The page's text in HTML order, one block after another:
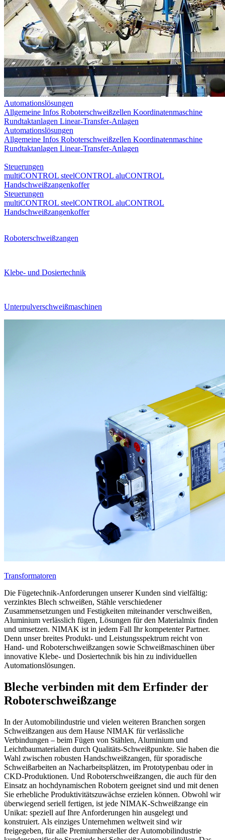
Automationslösungen
Allgemeine Infos Roboterschweißzellen Koordinatenmaschine
Rundtaktanlagen Linear-Transfer-Anlagen
Automationslösungen
Allgemeine Infos Roboterschweißzellen Koordinatenmaschine
Rundtaktanlagen Linear-Transfer-Anlagen
Steuerungen
multiCONTROL steelCONTROL aluCONTROL
Handschweißzangenkoffer
Steuerungen
multiCONTROL steelCONTROL aluCONTROL
Handschweißzangenkoffer
Roboterschweißzangen
Klebe- und Dosiertechnik
Unterpulverschweißmaschinen
Transformatoren
Die Fügetechnik-Anforderungen unserer Kunden sind vielfältig:
verzinktes Blech schweißen, Stähle verschiedener
Zusammensetzungen und Festigkeiten miteinander verschweißen,
Aluminium verlässlich fügen, Lösungen für den Materialmix finden
und umsetzen. NIMAK ist in jedem Fall Ihr kompetenter Partner.
Denn unser breites Produkt- und Leistungsspektrum reicht von
Hand- und Roboterschweißzangen sowie Schweißmaschinen über
innovative Klebe- und Dosiertechnik bis hin zu individuellen
Automationslösungen.
Bleche verbinden mit dem Erfinder der
Roboterschweißzange
In der Automobilindustrie und vielen weiteren Branchen sorgen
Schweißzangen aus dem Hause NIMAK für verlässliche
Verbindungen – beim Fügen von Stählen, Aluminium und
Leichtbaumaterialien durch Qualitäts-Schweißpunkte. Sie haben die
Wahl zwischen robusten Handschweißzangen, für sporadische
Schweißarbeiten an Nacharbeitsplätzen, im Prototypenbau oder in
CKD-Produktionen. Und Roboterschweißzangen, die auch für den
Einsatz an hochdynamischen Robotern geeignet sind und mit denen
Sie erhebliche Produktivitätszuwächse erzielen können. Obwohl wir
überwiegend seriell fertigen, ist jede NIMAK-Schweißzange ein
Unikat: speziell auf Ihre Anforderungen hin ausgelegt und
konstruiert. Als einziges Unternehmen weltweit sind wir
freigegeben, für alle Premiumhersteller der Automobilindustrie